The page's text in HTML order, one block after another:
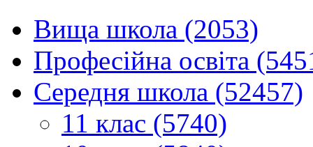
Вища школа (2053)
Професійна освіта
Середня школа (52457)
11 клас (5740)